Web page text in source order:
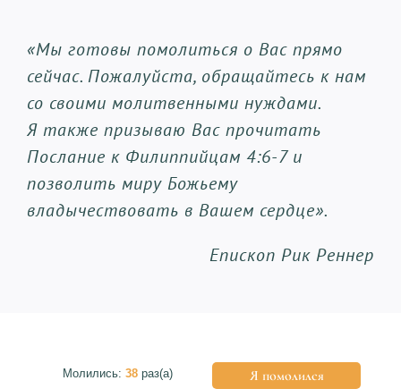
«Мы готовы помолиться о Вас прямо
сейчас. Пожалуйста, обращайтесь к нам
со своими молитвенными нуждами.
Я также призываю Вас прочитать
Послание к Филиппийцам 4:6-7 и
позволить миру Божьему
владычествовать в Вашем сердце».
Епископ Рик Реннер
Я помолился
Молились: 38раз(а)